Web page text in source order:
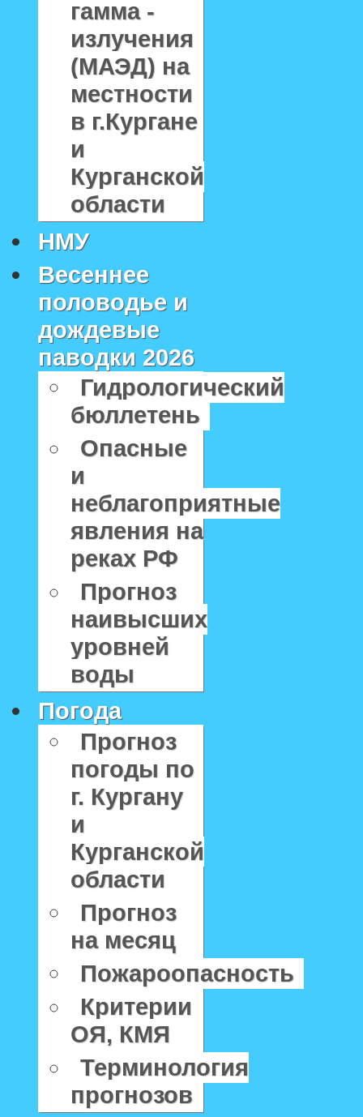
гамма -
излучения
(МАЭД) на
местности
в г.Кургане
и
Курганской
области
НМУ
Весеннее
половодье и
дождевые
паводки 2026
Гидрологический
бюллетень
Опасные
и
неблагоприятные
явления на
реках РФ
Прогноз
наивысших
уровней
воды
Погода
Прогноз
погоды по
г. Кургану
и
Курганской
области
Прогноз
на месяц
Пожароопасность
Критерии
ОЯ, КМЯ
Терминология
прогнозов